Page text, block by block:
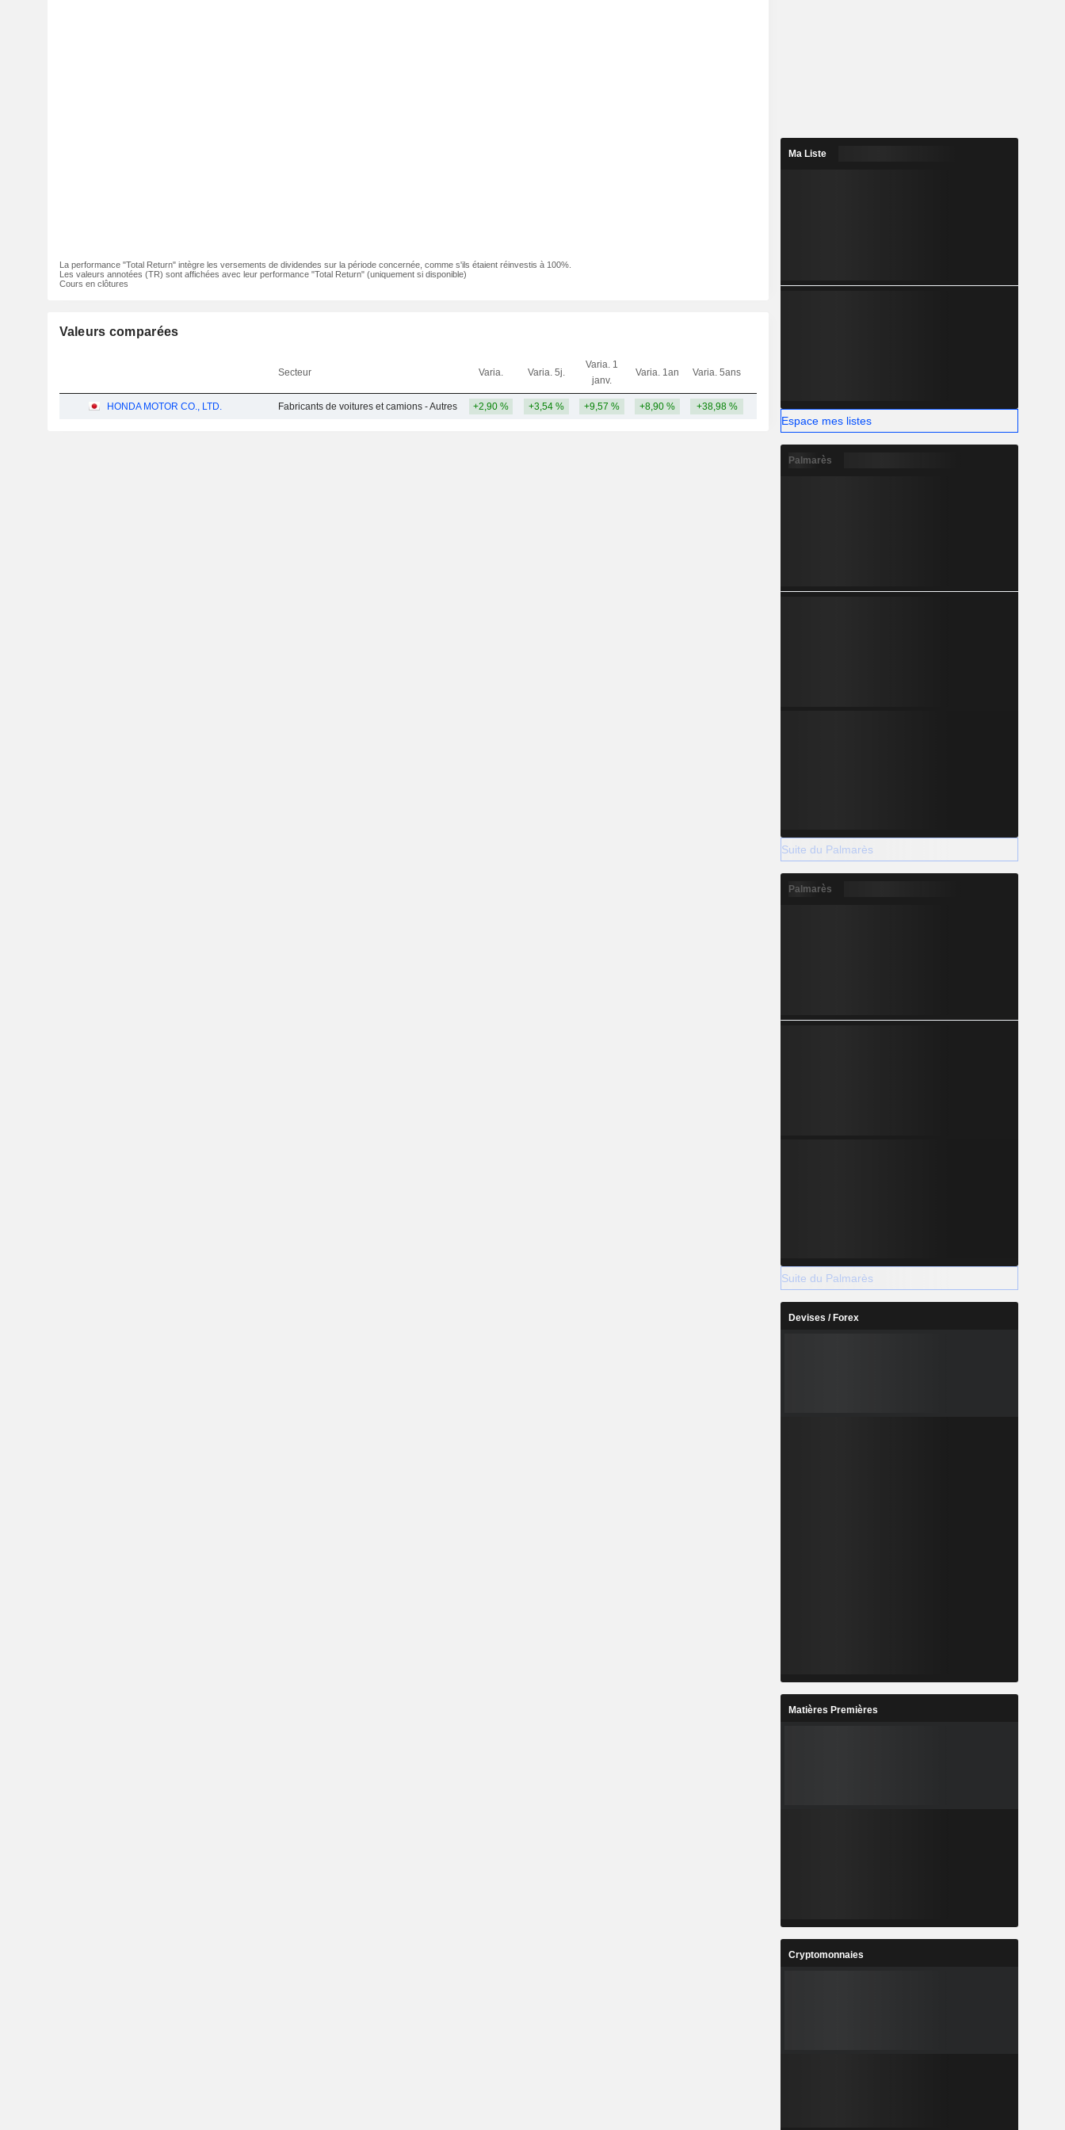
La performance "Total Return" intègre les versements de dividendes sur la période concernée, comme s'ils étaient réinvestis à 100%.
Les valeurs annotées (TR) sont affichées avec leur performance "Total Return" (uniquement si disponible)
Cours en clôtures
Valeurs comparées
Secteur Varia. Varia. 5j.
Varia. 1
janv.
Varia. 1an Varia. 5ans
HONDA MOTOR CO., LTD. Fabricants de voitures et camions - Autres +2,90 % +3,54 % +9,57 % +8,90 % +38,98 % 41,55 Md
Ma Liste
Espace mes listes
Palmarès
Suite du Palmarès
Palmarès
Suite du Palmarès
Devises / Forex
Matières Premières
Cryptomonnaies